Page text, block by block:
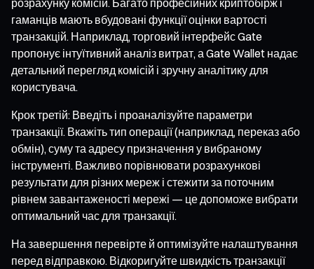
гаманців мають вбудовані функції оцінки вартості
транзакцій. Наприклад, торговий інтерфейс Gate
пропонує інтуїтивний аналіз витрат, а Gate Wallet надає
детальний перегляд комісій і зручну аналітику для
користувача.
Крок третій: Введіть і проаналізуйте параметри
транзакції. Вкажіть тип операції (наприклад, переказ або
обмін), суму та адресу призначення у вибраному
інструменті. Важливо порівнювати розрахункові
результати для різних мереж і стежити за поточним
рівнем завантаженості мережі — це допоможе вибрати
оптимальний час для транзакції.
На завершення перевірте й оптимізуйте налаштування
перед відправкою. Відкоригуйте швидкість транзакції